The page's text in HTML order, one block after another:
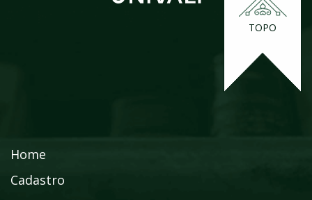
TOPO
Home
Cadastro